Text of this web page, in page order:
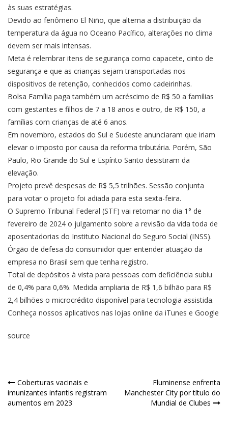
às suas estratégias.
Devido ao fenômeno El Niño, que alterna a distribuição da
temperatura da água no Oceano Pacífico, alterações no clima
devem ser mais intensas.
Meta é relembrar itens de segurança como capacete, cinto de
segurança e que as crianças sejam transportadas nos
dispositivos de retenção, conhecidos como cadeirinhas.
Bolsa Família paga também um acréscimo de R$ 50 a famílias
com gestantes e filhos de 7 a 18 anos e outro, de R$ 150, a
famílias com crianças de até 6 anos.
Em novembro, estados do Sul e Sudeste anunciaram que iriam
elevar o imposto por causa da reforma tributária. Porém, São
Paulo, Rio Grande do Sul e Espírito Santo desistiram da
elevação.
Projeto prevê despesas de R$ 5,5 trilhões. Sessão conjunta
para votar o projeto foi adiada para esta sexta-feira.
O Supremo Tribunal Federal (STF) vai retomar no dia 1° de
fevereiro de 2024 o julgamento sobre a revisão da vida toda de
aposentadorias do Instituto Nacional do Seguro Social (INSS).
Órgão de defesa do consumidor quer entender atuação da
empresa no Brasil sem que tenha registro.
Total de depósitos à vista para pessoas com deficiência subiu
de 0,4% para 0,6%. Medida ampliaria de R$ 1,6 bilhão para R$
2,4 bilhões o microcrédito disponível para tecnologia assistida.
Conheça nossos aplicativos nas lojas online da iTunes e Google
source
Coberturas vacinais e
imunizantes infantis registram
aumentos em 2023
Fluminense enfrenta
Manchester City por título do
Mundial de Clubes